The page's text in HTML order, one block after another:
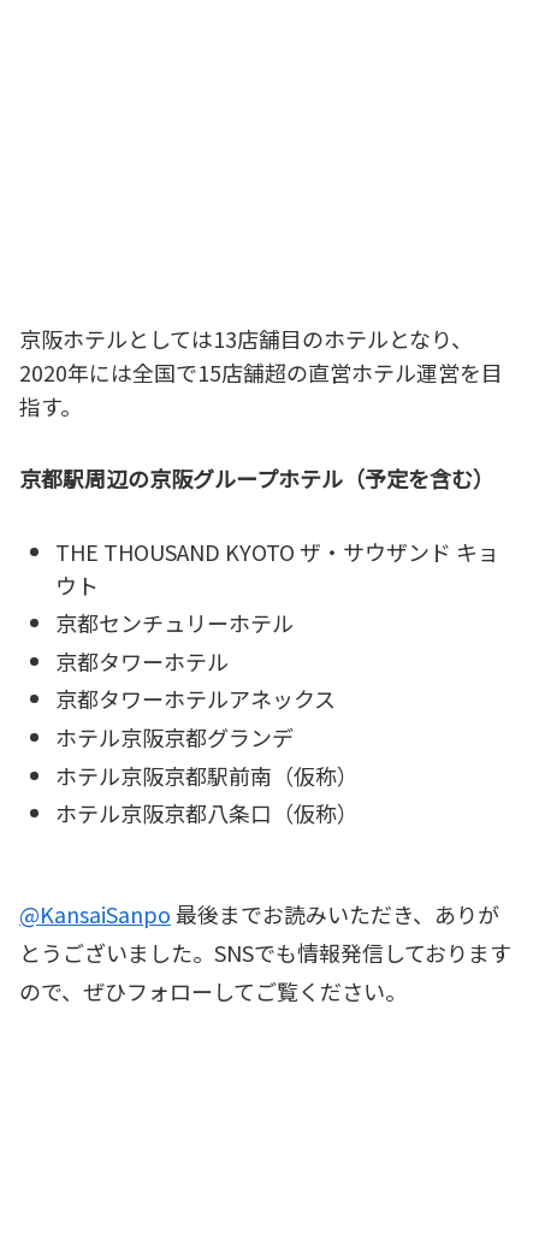
京阪ホテルとしては13店舗目のホテルとなり、
2020年には全国で15店舗超の直営ホテル運営を目
指す。
京都駅周辺の京阪グループホテル（予定を含む）
THE THOUSAND KYOTO ザ・サウザンド キョ
ウト
京都センチュリーホテル
京都タワーホテル
京都タワーホテルアネックス
ホテル京阪京都グランデ
ホテル京阪京都駅前南（仮称）
ホテル京阪京都八条口（仮称）
@KansaiSanpo最後までお読みいただき、ありが
とうございました。SNSでも情報発信しております
ので、ぜひフォローしてご覧ください。